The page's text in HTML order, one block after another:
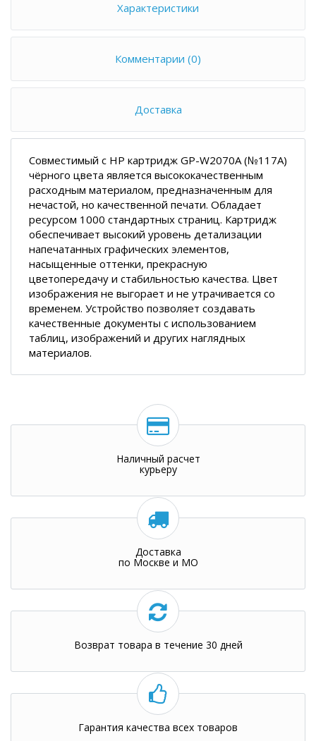
Характеристики
Комментарии (0)
Доставка
Совместимый с HP картридж GP-W2070A (№117A)
чёрного цвета является высококачественным
расходным материалом, предназначенным для
нечастой, но качественной печати. Обладает
ресурсом 1000 стандартных страниц. Картридж
обеспечивает высокий уровень детализации
напечатанных графических элементов,
насыщенные оттенки, прекрасную
цветопередачу и стабильностью качества. Цвет
изображения не выгорает и не утрачивается со
временем. Устройство позволяет создавать
качественные документы с использованием
таблиц, изображений и других наглядных
материалов.
Наличный расчет
курьеру
Доставка
по Москве и МО
Возврат товара в течение 30 дней
Гарантия качества всех товаров